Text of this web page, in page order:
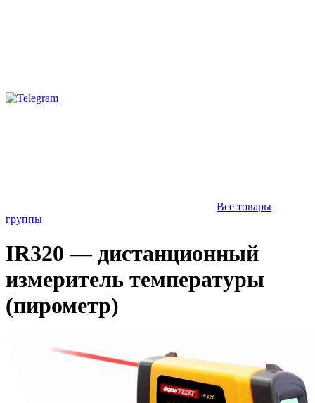
Все товары
группы
IR320 — дистанционный
измеритель температуры
(пирометр)